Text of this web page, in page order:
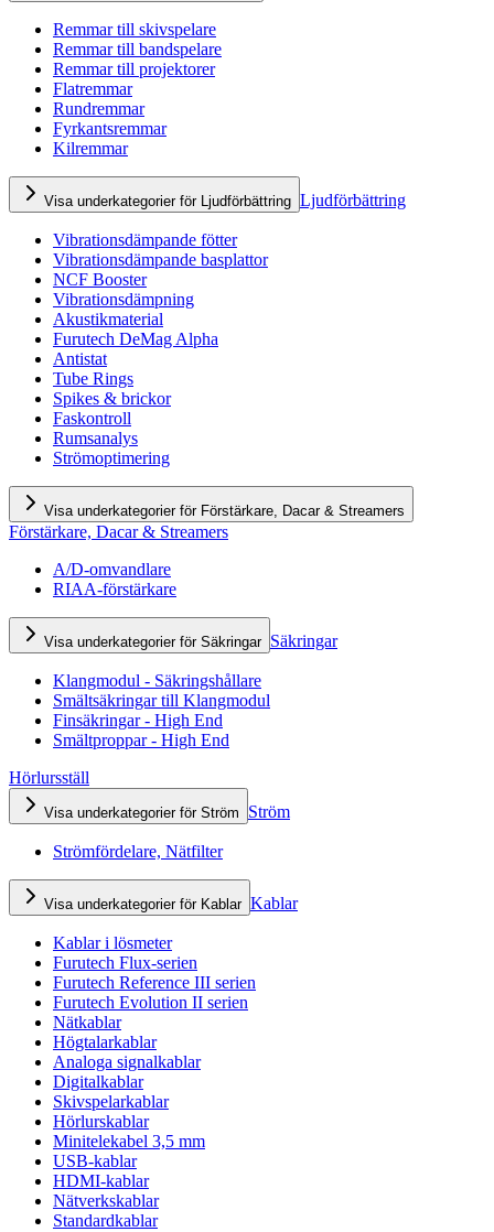
Remmar till skivspelare
Remmar till bandspelare
Remmar till projektorer
Flatremmar
Rundremmar
Fyrkantsremmar
Kilremmar
Visa underkategorier för Ljudförbättring Ljudförbättring
Vibrationsdämpande fötter
Vibrationsdämpande basplattor
NCF Booster
Vibrationsdämpning
Akustikmaterial
Furutech DeMag Alpha
Antistat
Tube Rings
Spikes & brickor
Faskontroll
Rumsanalys
Strömoptimering
Visa underkategorier för Förstärkare, Dacar & Streamers
Förstärkare, Dacar & Streamers
A/D-omvandlare
RIAA-förstärkare
Visa underkategorier för Säkringar Säkringar
Klangmodul - Säkringshållare
Smältsäkringar till Klangmodul
Finsäkringar - High End
Smältproppar - High End
Hörlursställ
Visa underkategorier för Ström Ström
Strömfördelare, Nätfilter
Visa underkategorier för Kablar Kablar
Kablar i lösmeter
Furutech Flux-serien
Furutech Reference III serien
Furutech Evolution II serien
Nätkablar
Högtalarkablar
Analoga signalkablar
Digitalkablar
Skivspelarkablar
Hörlurskablar
Minitelekabel 3,5 mm
USB-kablar
HDMI-kablar
Nätverkskablar
Standardkablar